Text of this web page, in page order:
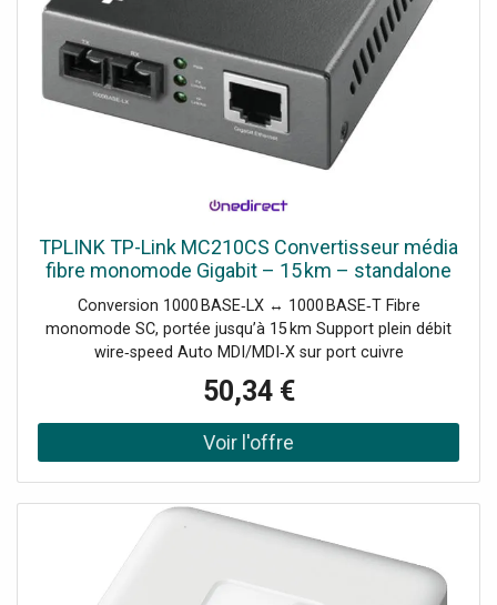
TPLINK TP-Link MC210CS Convertisseur média
fibre monomode Gigabit – 15 km – standalone
ou chassis
Conversion 1000 BASE‑LX ↔ 1000 BASE‑T Fibre
monomode SC, portée jusqu’à 15 km Support plein débit
wire‑speed Auto MDI/MDI‑X sur port cuivre
Fonctionnement standalone ou insertion dans chassis
MC1400 LED statut réseau & alimentation Compatible
IEEE 802.3z/ab standards Faible consommation (
50,34 €